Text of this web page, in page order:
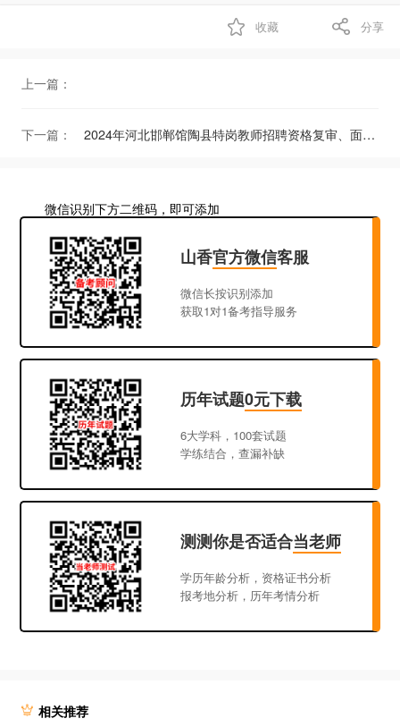
收藏 分享
上一篇：
下一篇： 2024年河北邯郸馆陶县特岗教师招聘资格复审、面试和体检工作公告
微信识别下方二维码，即可添加
山香官方微信客服
微信长按识别添加
获取1对1备考指导服务
历年试题0元下载
6大学科，100套试题
学练结合，查漏补缺
测测你是否适合当老师
学历年龄分析，资格证书分析
报考地分析，历年考情分析
相关推荐